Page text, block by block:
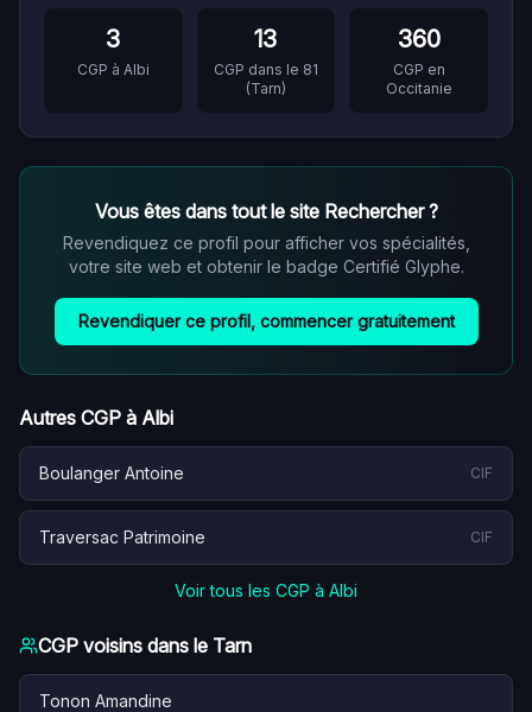
3
CGP à Albi
13
CGP dans le 81
(Tarn)
360
CGP en
Occitanie
Vous êtes dans tout le site Rechercher?
Revendiquez ce profil pour afficher vos spécialités,
votre site web et obtenir le badge Certifié Glyphe.
Revendiquer ce profil, commencer gratuitement
Autres CGP à Albi
Boulanger Antoine CIF
Traversac Patrimoine CIF
Voir tous les CGP à Albi
CGP voisins dans le Tarn
Tonon Amandine